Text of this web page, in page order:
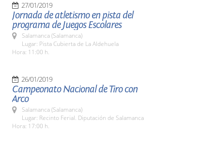
27/01/2019
Jornada de atletismo en pista del
programa de Juegos Escolares
Salamanca (Salamanca)
Lugar: Pista Cubierta de La Aldehuela
Hora: 11:00 h.
26/01/2019
Campeonato Nacional de Tiro con
Arco
Salamanca (Salamanca)
Lugar: Recinto Ferial. Diputación de Salamanca
Hora: 17:00 h.